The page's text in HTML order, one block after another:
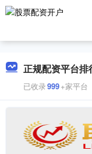
正规配资平台排
已收录999+家平台